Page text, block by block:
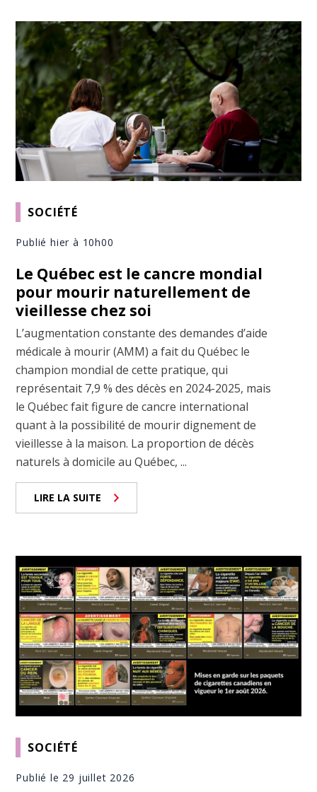
SOCIÉTÉ
Publié hier à 10h00
Le Québec est le cancre mondial
pour mourir naturellement de
vieillesse chez soi
L’augmentation constante des demandes d’aide
médicale à mourir (AMM) a fait du Québec le
champion mondial de cette pratique, qui
représentait 7,9 % des décès en 2024-2025, mais
le Québec fait figure de cancre international
quant à la possibilité de mourir dignement de
vieillesse à la maison. La proportion de décès
naturels à domicile au Québec, ...
LIRE LA SUITE
SOCIÉTÉ
Publié le 29 juillet 2026